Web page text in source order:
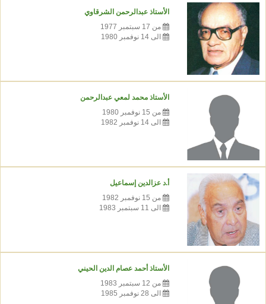
الأستاذ عبدالرحمن الشرقاوي
من 17 سبتمبر 1977
الى 14 نوفمبر 1980
الأستاذ محمد لمعي عبدالرحمن
من 15 نوفمبر 1980
الى 14 نوفمبر 1982
أ.د عزالدين إسماعيل
من 15 نوفمبر 1982
الى 11 سبتمبر 1983
الأستاذ أحمد عصام الدين الحيني
من 12 سبتمبر 1983
الى 28 نوفمبر 1985